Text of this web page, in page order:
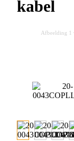
kabel
Afbeelding 1